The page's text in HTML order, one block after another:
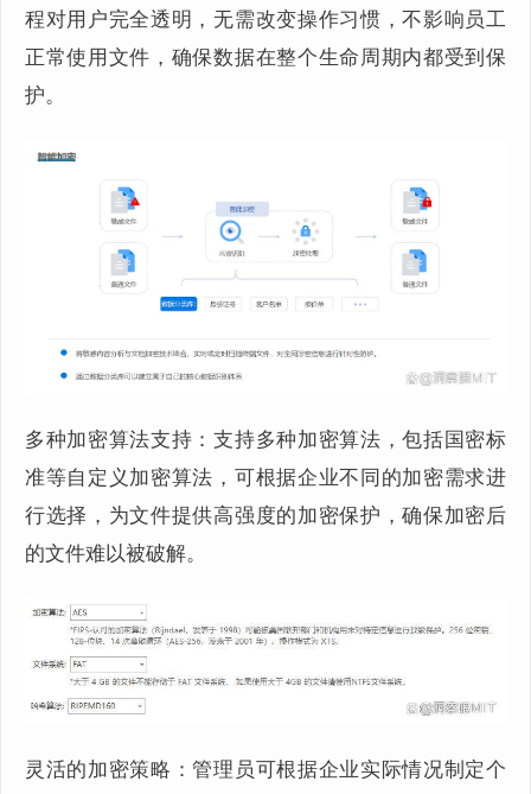
程对用户完全透明，无需改变操作习惯，不影响员工
正常使用文件，确保数据在整个生命周期内都受到保
护。
多种加密算法支持：支持多种加密算法，包括国密标
准等自定义加密算法，可根据企业不同的加密需求进
行选择，为文件提供高强度的加密保护，确保加密后
的文件难以被破解。
灵活的加密策略：管理员可根据企业实际情况制定个